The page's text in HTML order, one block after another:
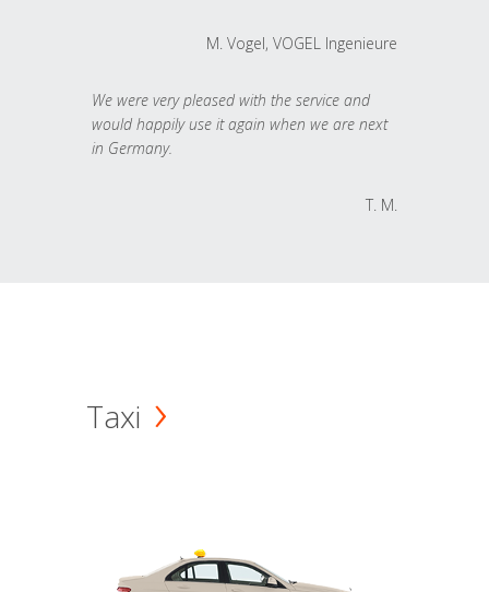
M. Vogel, VOGEL Ingenieure
We were very pleased with the service and
would happily use it again when we are next
in Germany.
T. M.
Taxi